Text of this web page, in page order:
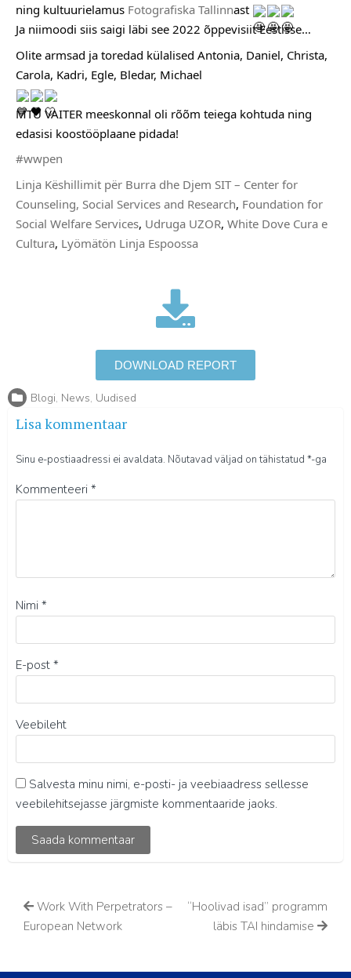
ning kultuurielamus Fotografiska Tallinnast
Ja niimoodi siis saigi läbi see 2022 õppevisiit Eestisse…
Olite armsad ja toredad külalised Antonia, Daniel, Christa,
Carola, Kadri, Egle, Bledar, Michael
MTÜ VAITER meeskonnal oli rõõm teiega kohtuda ning
edasisi koostööplaane pidada!
#wwpen
Linja Këshillimit për Burra dhe Djem SIT – Center for
Counseling, Social Services and Research, Foundation for
Social Welfare Services, Udruga UZOR, White Dove Cura e
Cultura, Lyömätön Linja Espoossa
DOWNLOAD REPORT
Blogi, News, Uudised
Lisa kommentaar
Sinu e-postiaadressi ei avaldata. Nõutavad väljad on tähistatud *-ga
Kommenteeri *
Nimi *
E-post *
Veebileht
Salvesta minu nimi, e-posti- ja veebiaadress sellesse
veebilehitsejasse järgmiste kommentaaride jaoks.
Work With Perpetrators –
European Network
“Hoolivad isad” programm
läbis TAI hindamise